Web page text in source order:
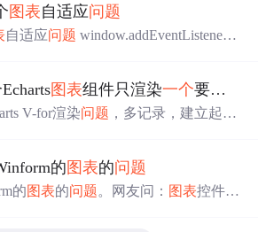
建完成之后再次刷新初始化前面
图表自适应问题
自适应问题 window.addEventListener
图表组件只渲染一个要素
V-for渲染问题 ，多记录，建立起自
的 图表的问题
的图表的问题。网友问： 图表控件，